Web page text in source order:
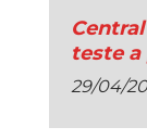
teste
29/04/